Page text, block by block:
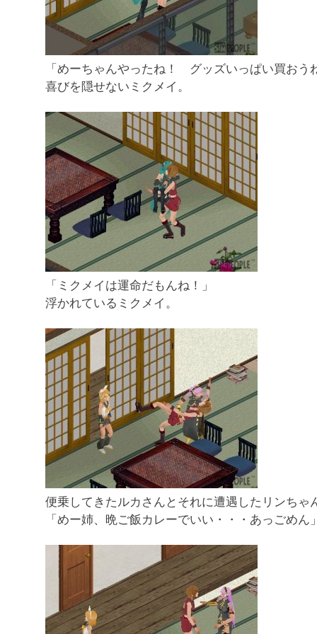
「めーちゃんやったね！ グッズいっぱい買おう
喜びを隠せないミクメイ。
「ミクメイは運命だもんね！」
浮かれているミクメイ。
便乗してきたルカさんとそれに遭遇したリンちゃ
「めー姉、晩ご飯カレーでいい・・・あっごめん